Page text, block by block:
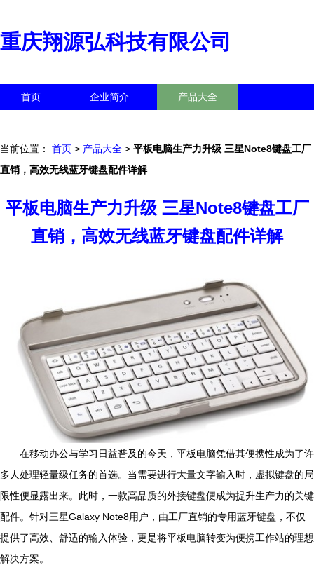
重庆翔源弘科技有限公司
首页 企业简介 产品大全
当前位置： 首页 > 产品大全 > 平板电脑生产力升级 三星Note8键盘工厂
直销，高效无线蓝牙键盘配件详解
平板电脑生产力升级 三星Note8键盘工厂
直销，高效无线蓝牙键盘配件详解
在移动办公与学习日益普及的今天，平板电脑凭借其便携性成为了许
多人处理轻量级任务的首选。当需要进行大量文字输入时，虚拟键盘的局
限性便显露出来。此时，一款高品质的外接键盘便成为提升生产力的关键
配件。针对三星Galaxy Note8用户，由工厂直销的专用蓝牙键盘，不仅
提供了高效、舒适的输入体验，更是将平板电脑转变为便携工作站的理想
解决方案。